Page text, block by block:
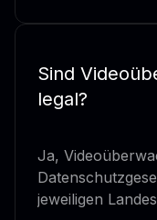
Sind
legal?
Ja,
jeweiligen